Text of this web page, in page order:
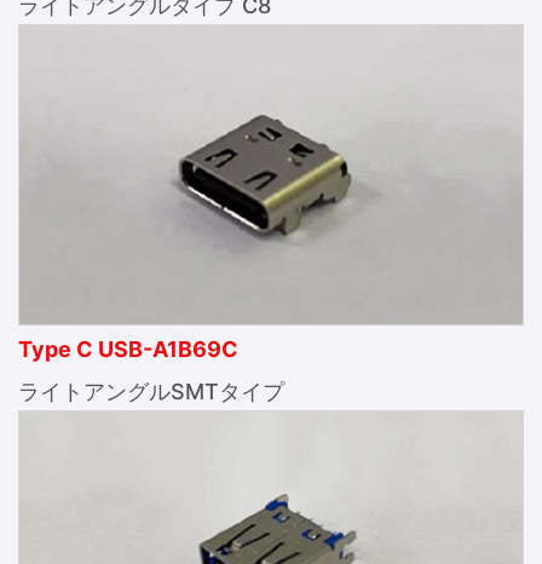
ライトアングルタイプ C8
Type C USB-A1B69C
ライトアングルSMTタイプ